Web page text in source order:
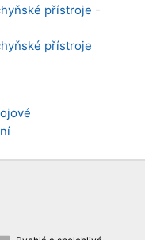
přístroje -
přístroje